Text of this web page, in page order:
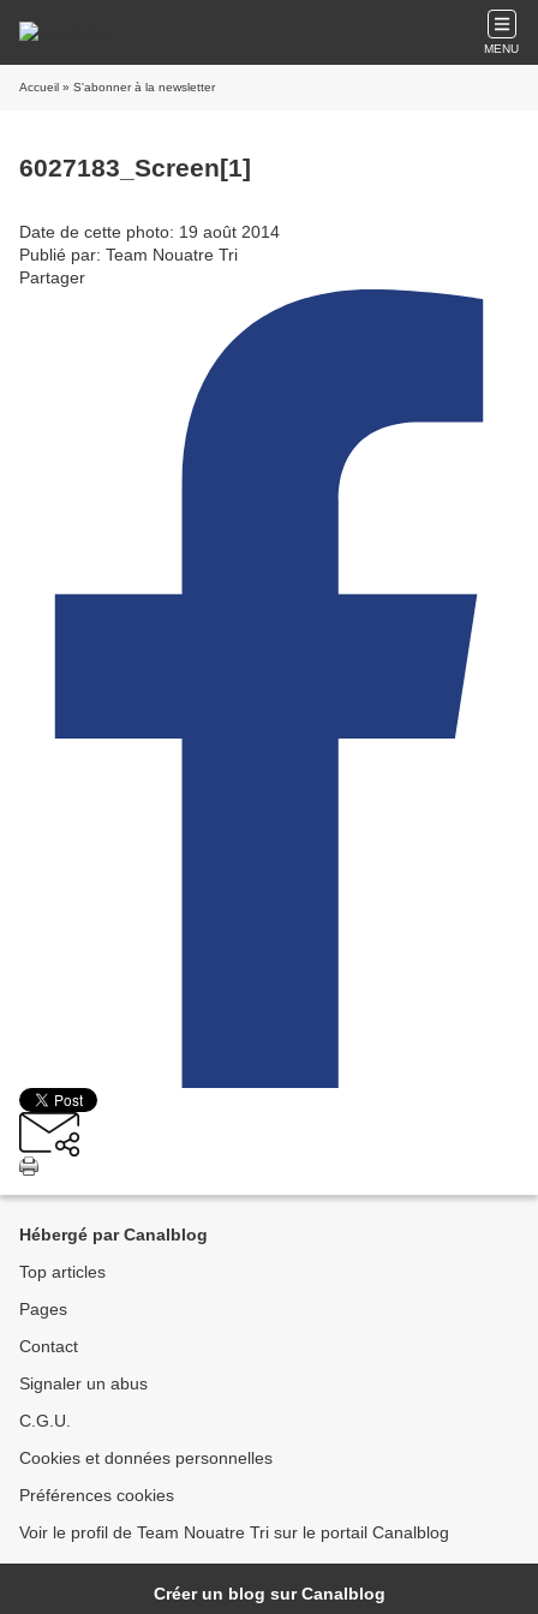
MENU
Accueil » S'abonner à la newsletter
6027183_Screen[1]
Date de cette photo: 19 août 2014
Publié par: Team Nouatre Tri
Partager
Hébergé par Canalblog
Top articles
Pages
Contact
Signaler un abus
C.G.U.
Cookies et données personnelles
Préférences cookies
Voir le profil de Team Nouatre Tri sur le portail Canalblog
Créer un blog sur Canalblog